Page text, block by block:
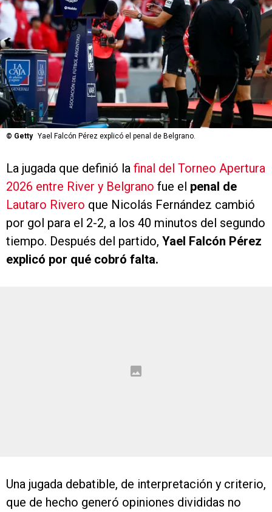
© Getty Yael Falcón Pérez explicó el penal de Belgrano.
La jugada que definió la final del Torneo Apertura
2026 entre River y Belgrano fue el penal de
Lautaro Rivero que Nicolás Fernández cambió
por gol para el 2-2, a los 40 minutos del segundo
tiempo. Después del partido, Yael Falcón Pérez
explicó por qué cobró falta.
Una jugada debatible, de interpretación y criterio,
que de hecho generó opiniones divididas no